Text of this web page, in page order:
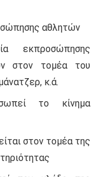
αθλητών
εκπροσώπησης
στον τομέα του
κ.ά.
το κίνημα
στον τομέα της